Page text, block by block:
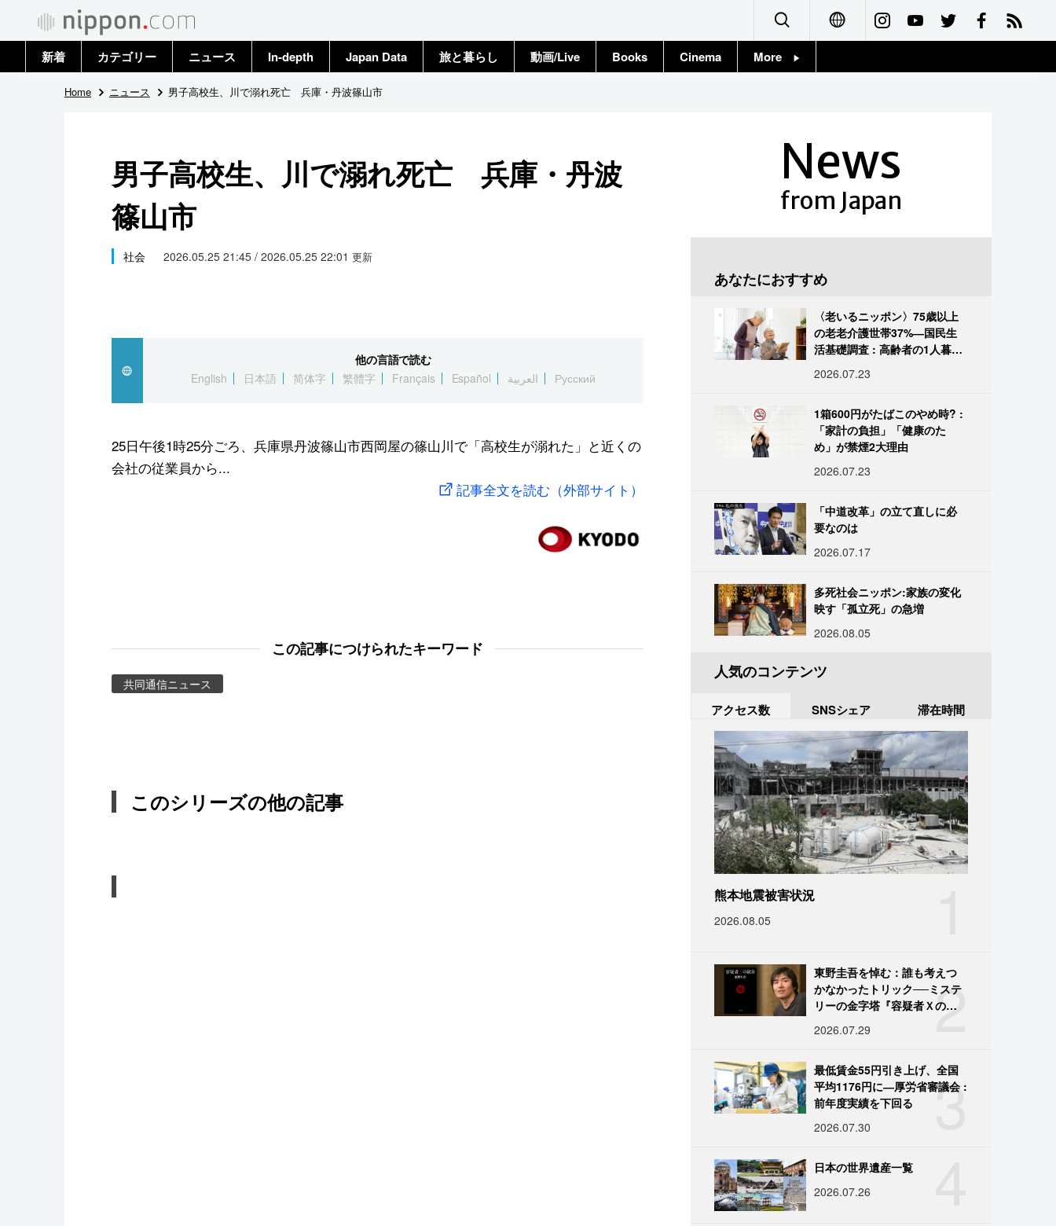
Français
新着 カテゴリー
政治・外交
国際
社会
文化
スポーツ・東京2020
ニュース
トップ
In-depth Japan Data 旅と暮らし 動画/Live Books Cinema More
Home ニュース 男子高校生、川で溺れ死亡 兵庫・丹波篠山市
男子高校生、川で溺れ死亡 兵庫・丹波
篠山市
社会 2026.05.25 21:45 / 2026.05.25 22:01 更新
他の言語で読む
English
日本語 简体字 繁體字 Français Español العربية Русский
25日午後1時25分ごろ、兵庫県丹波篠山市西岡屋の篠山川で「高校生が溺れた」と近くの
会社の従業員から...
記事全文を読む（外部サイト）
この記事につけられたキーワード
共同通信ニュース
このシリーズの他の記事
News
from Japan
あなたにおすすめ
〈老いるニッポン〉75歳以上
の老老介護世帯37%―国民生
活基礎調査 : 高齢者の1人暮ら
2026.07.23
1箱600円がたばこのやめ時? :
「家計の負担」「健康のた
め」が禁煙2大理由
2026.07.23
「中道改革」の立て直しに必
要なのは
2026.07.17
多死社会ニッポン:家族の変化
映す「孤立死」の急増
2026.08.05
人気のコンテンツ
アクセス数 SNSシェア 滞在時間
熊本地震被害状況
2026.08.05
2
東野圭吾を悼む：誰も考えつ
かなかったトリック──ミステ
リーの金字塔『容疑者Ｘの献
2026.07.29
3
最低賃金55円引き上げ、全国
平均1176円に―厚労省審議会 :
前年度実績を下回る
2026.07.30
日本の世界遺産一覧
2026.07.26